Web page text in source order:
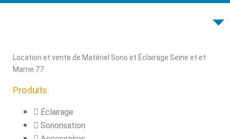
lumière + fog
Pied et structure
Projecteurs led
divers
LOCATION
Location et vente de Matériel Sono et Éclairage Seine et et
Marne 77
Produits
Éclairage
Sonorisation